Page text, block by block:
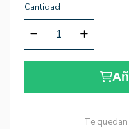
Cantidad
Te quedan